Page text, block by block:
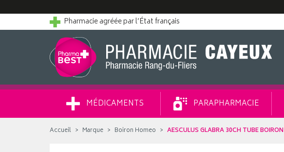
Pharmacie agréée par l’État français
MÉDICAMENTS PARAPHARMACIE
Accueil Marque Boiron Homeo AESCULUS GLABRA 30CH TUBE BOIRON